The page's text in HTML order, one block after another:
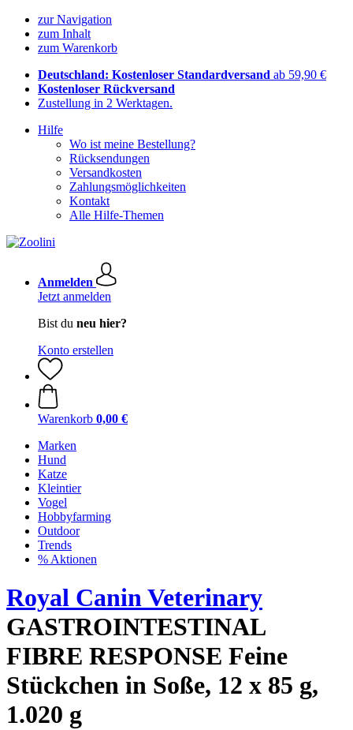
zur Navigation
zum Inhalt
zum Warenkorb
Deutschland: Kostenloser Standardversand ab 59,90 €
Kostenloser Rückversand
Zustellung in 2 Werktagen.
Hilfe
Wo ist meine Bestellung?
Rücksendungen
Versandkosten
Zahlungsmöglichkeiten
Kontakt
Alle Hilfe-Themen
Anmelden
Jetzt anmelden
Bist du neu hier?
Konto erstellen
Warenkorb 0,00 €
Marken
Hund
Katze
Kleintier
Vogel
Hobbyfarming
Outdoor
Trends
% Aktionen
Royal Canin Veterinary
GASTROINTESTINAL
FIBRE RESPONSE Feine
Stückchen in Soße, 12 x 85 g,
1.020 g